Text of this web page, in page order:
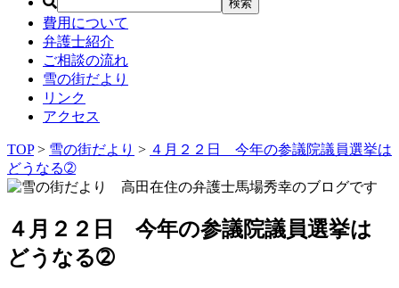
費用について
弁護士紹介
ご相談の流れ
雪の街だより
リンク
アクセス
TOP> 雪の街だより > ４月２２日 今年の参議院議員選挙は
どうなる➁
４月２２日 今年の参議院議員選挙は
どうなる➁